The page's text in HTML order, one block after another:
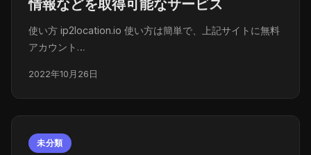
情報などを取得可能なサービス
使い方 ip2location.io 使い方は簡単で、上記サイトに無料
アカウント…
2022年10月26日
未分類